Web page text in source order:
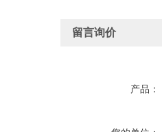
留言询价
产品：